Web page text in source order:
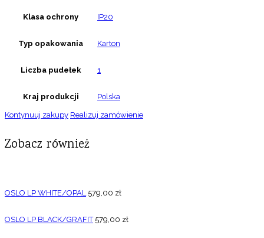
Klasa ochrony IP20
Typ opakowania Karton
Liczba pudełek 1
Kraj produkcji Polska
Kontynuuj zakupy Realizuj zamówienie
Zobacz również
OSLO LP WHITE/OPAL 579,00 zł
OSLO LP BLACK/GRAFIT 579,00 zł